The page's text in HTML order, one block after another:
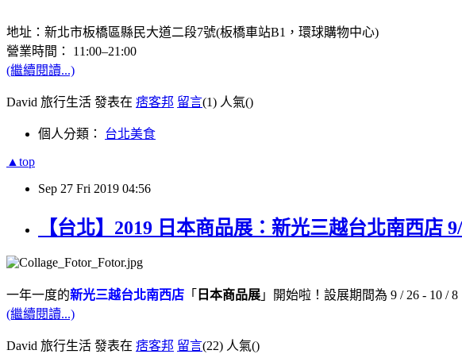
地址：新北市板橋區縣民大道二段7號(板橋車站B1，環球購物中心)
營業時間： 11:00–21:00
(繼續閱讀...)
David 旅行生活 發表在 痞客邦 留言(1) 人氣()
個人分類： 台北美食
▲top
Sep 27 Fri 2019 04:56
【台北】2019 日本商品展：新光三越台北南西店
一年一度的新光三越台北南西店 「 日本商品展 」開始啦！設展期間為 9 / 26 - 10 / 8
(繼續閱讀...)
David 旅行生活 發表在 痞客邦 留言(22) 人氣()